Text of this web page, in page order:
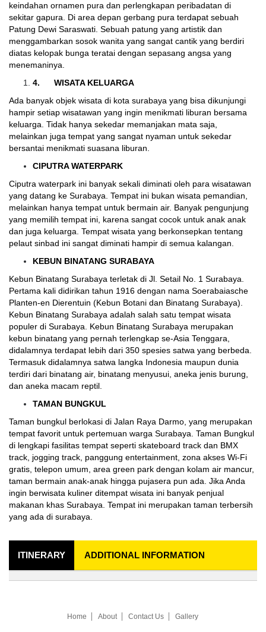
keindahan ornamen pura dan perlengkapan peribadatan di
sekitar gapura. Di area depan gerbang pura terdapat sebuah
Patung Dewi Saraswati. Sebuah patung yang artistik dan
menggambarkan sosok wanita yang sangat cantik yang berdiri
diatas kelopak bunga teratai dengan sepasang angsa yang
menemaninya.
4. WISATA KELUARGA
Ada banyak objek wisata di kota surabaya yang bisa dikunjungi
hampir setiap wisatawan yang ingin menikmati liburan bersama
keluarga. Tidak hanya sekedar memanjakan mata saja,
melainkan juga tempat yang sangat nyaman untuk sekedar
bersantai menikmati suasana liburan.
CIPUTRA WATERPARK
Ciputra waterpark ini banyak sekali diminati oleh para wisatawan
yang datang ke Surabaya. Tempat ini bukan wisata pemandian,
melainkan hanya tempat untuk bermain air. Banyak pengunjung
yang memilih tempat ini, karena sangat cocok untuk anak anak
dan juga keluarga. Tempat wisata yang berkonsepkan tentang
pelaut sinbad ini sangat diminati hampir di semua kalangan.
KEBUN BINATANG SURABAYA
Kebun Binatang Surabaya terletak di Jl. Setail No. 1 Surabaya.
Pertama kali didirikan tahun 1916 dengan nama Soerabaiasche
Planten-en Dierentuin (Kebun Botani dan Binatang Surabaya).
Kebun Binatang Surabaya adalah salah satu tempat wisata
populer di Surabaya. Kebun Binatang Surabaya merupakan
kebun binatang yang pernah terlengkap se-Asia Tenggara,
didalamnya terdapat lebih dari 350 spesies satwa yang berbeda.
Termasuk didalamnya satwa langka Indonesia maupun dunia
terdiri dari binatang air, binatang menyusui, aneka jenis burung,
dan aneka macam reptil.
TAMAN BUNGKUL
Taman bungkul berlokasi di Jalan Raya Darmo, yang merupakan
tempat favorit untuk pertemuan warga Surabaya. Taman Bungkul
di lengkapi fasilitas tempat seperti skateboard track dan BMX
track, jogging track, panggung entertainment, zona akses Wi-Fi
gratis, telepon umum, area green park dengan kolam air mancur,
taman bermain anak-anak hingga pujasera pun ada. Jika Anda
ingin berwisata kuliner ditempat wisata ini banyak penjual
makanan khas Surabaya. Tempat ini merupakan taman terbersih
yang ada di surabaya.
ITINERARY ADDITIONAL INFORMATION
Home About Contact Us Gallery